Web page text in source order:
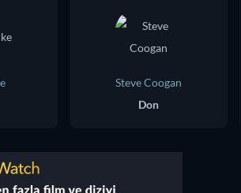
Steve Coogan
Don